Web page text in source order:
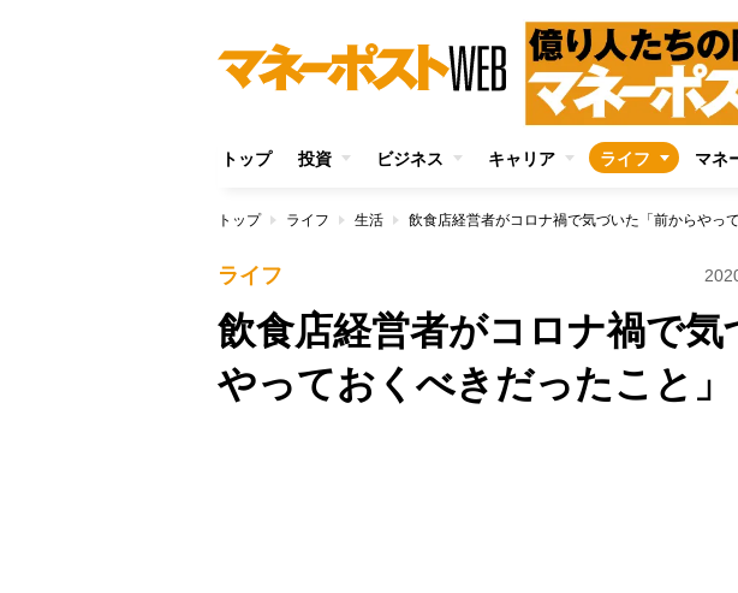
トップ 投資 ビジネス キャリア ライフ マネ
トップ ライフ 生活 飲食店経営者がコロナ禍で気づいた「前からやっ
ライフ
飲食店経営者がコロナ禍で気
やっておくべきだったこと」